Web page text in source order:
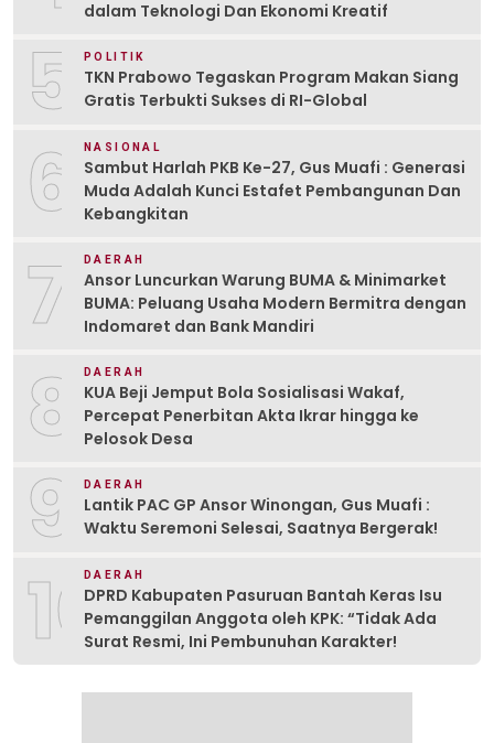
dalam Teknologi Dan Ekonomi Kreatif
5 POLITIK
TKN Prabowo Tegaskan Program Makan Siang
Gratis Terbukti Sukses di RI-Global
6 NASIONAL
Sambut Harlah PKB Ke-27, Gus Muafi : Generasi
Muda Adalah Kunci Estafet Pembangunan Dan
Kebangkitan
7 DAERAH
Ansor Luncurkan Warung BUMA & Minimarket
BUMA: Peluang Usaha Modern Bermitra dengan
Indomaret dan Bank Mandiri
8 DAERAH
KUA Beji Jemput Bola Sosialisasi Wakaf,
Percepat Penerbitan Akta Ikrar hingga ke
Pelosok Desa
9 DAERAH
Lantik PAC GP Ansor Winongan, Gus Muafi :
Waktu Seremoni Selesai, Saatnya Bergerak!
10DAERAH
DPRD Kabupaten Pasuruan Bantah Keras Isu
Pemanggilan Anggota oleh KPK: “Tidak Ada
Surat Resmi, Ini Pembunuhan Karakter!